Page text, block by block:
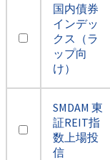
国内債券
インデッ
クス（ラ
ップ向
け）
SMDAM 東
証REIT指
数上場投
信